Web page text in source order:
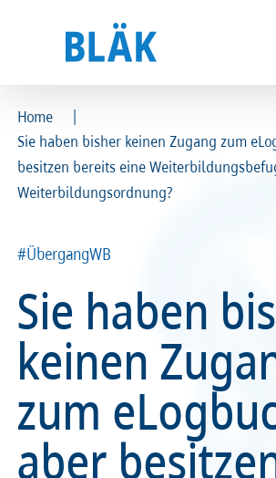
Ärztinnen und Ärzte
MFA & Fachpersonal
Patientinnen und Patienten
Kammer & Politik
Presse
Recht
Ärztinnen und Ärzte
MFA & Fachpersonal
Patientinnen und Patienten
Kammer & Politik
Presse
Recht
Home
|
Sie haben bisher keinen Zugang zum
besitzen bereits eine
Weiterbildungsordnung?
#ÜbergangWB
Sie haben
keinen
zum
aber